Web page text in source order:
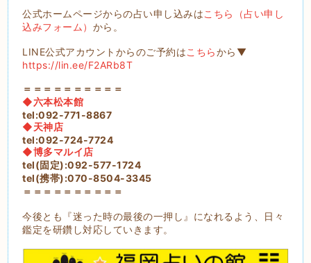
公式ホームページからの占い申し込みはこちら（占い申し
込みフォーム） から。
LINE公式アカウントからのご予約はこちらから▼
https://lin.ee/F2ARb8T
＝＝＝＝＝＝＝＝＝＝
◆六本松本館
tel:092-771-8867
◆天神店
tel:092-724-7724
◆博多マルイ店
tel(固定):092-577-1724
tel(携帯):070-8504-3345
＝＝＝＝＝＝＝＝＝＝
今後とも『迷った時の最後の一押し』になれるよう、日々
鑑定を研鑽し対応していきます。